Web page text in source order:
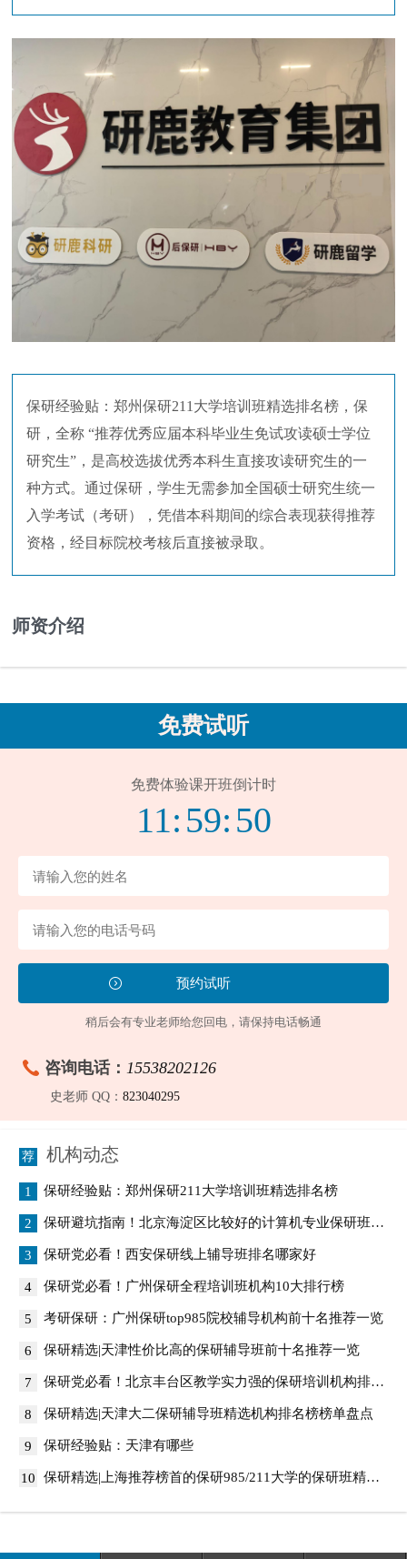
保研经验贴：郑州保研211大学培训班精选排名榜，保
研，全称 “推荐优秀应届本科毕业生免试攻读硕士学位
研究生”，是高校选拔优秀本科生直接攻读研究生的一
种方式。通过保研，学生无需参加全国硕士研究生统一
入学考试（考研），凭借本科期间的综合表现获得推荐
资格，经目标院校考核后直接被录取。
师资介绍
免费试听
免费体验课开班倒计时
11: 59: 49
稍后会有专业老师给您回电，请保持电话畅通
咨询电话： 15538202126
史老师 QQ： 823040295
机构动态
1 保研经验贴：郑州保研211大学培训班精选排名榜
2 保研避坑指南！北京海淀区比较好的计算机专业保研班有哪些
3 保研党必看！西安保研线上辅导班排名哪家好
4 保研党必看！广州保研全程培训班机构10大排行榜
5 考研保研：广州保研top985院校辅导机构前十名推荐一览
6 保研精选|天津性价比高的保研辅导班前十名推荐一览
7 保研党必看！北京丰台区教学实力强的保研培训机构排名榜榜单盘点
8 保研精选|天津大二保研辅导班精选机构排名榜榜单盘点
9 保研经验贴：天津有哪些
10 保研精选|上海推荐榜首的保研985/211大学的保研班精选排名榜